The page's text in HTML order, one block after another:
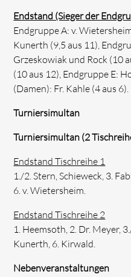
Endstand (Sieger der
Endgruppe A: v.
Kunerth (9,5 aus 11),
Grzeskowiak und Rock (10
(10 aus 12), Endgruppe E:
(Damen): Fr. Kahle (4 aus 6).
Turniersimultan
Turniersimultan (2
Endstand Tischreihe 1
1./2. Stern, Schieweck, 3.
6. v. Wietersheim.
Endstand Tischreihe 2
1. Heemsoth, 2. Dr. Meyer,
Kunerth, 6. Kirwald.
Nebenveranstaltungen